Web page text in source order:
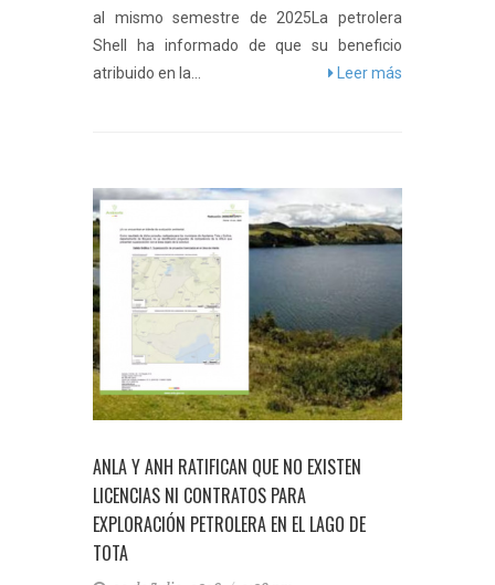
al mismo semestre de 2025La petrolera
Shell ha informado de que su beneficio
atribuido en la...
Leer más
ANLA Y ANH RATIFICAN QUE NO EXISTEN
LICENCIAS NI CONTRATOS PARA
EXPLORACIÓN PETROLERA EN EL LAGO DE
TOTA